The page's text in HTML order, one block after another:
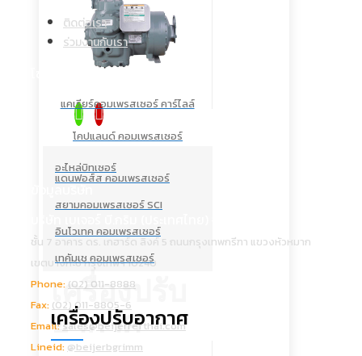
แคเรียร์คอมเพรสเซอร์ คาร์ไลล์
โคปแลนด์ คอมเพรสเซอร์
อะไหล่บิทเซอร์
แดนฟอส์ส คอมเพรสเซอร์
สยามคอมเพรสเซอร์ SCI
อินโวเทค คอมเพรสเซอร์
เทคัมเช คอมเพรสเซอร์
เครื่องปรับ
อากาศ
เครื่องปรับอากาศ
ติดต่อเรา
ร่วมงานกับเรา
โซเชียลคอนเนค
ข้อมูลบริษัท
ชั้น 7 อาคาร ดร. เกฮาร์ด ลิงค์ 5 ถนนกรุงเทพกรีฑา แขวงหัวหมาก
เขตบางกะปิ กรุงเทพฯ 10240
Phone: (02) 011-8888
Fax: (02) 011-8805-6
Email:sales@beijerrefthai.com
Lineid: @beijerbgrimm